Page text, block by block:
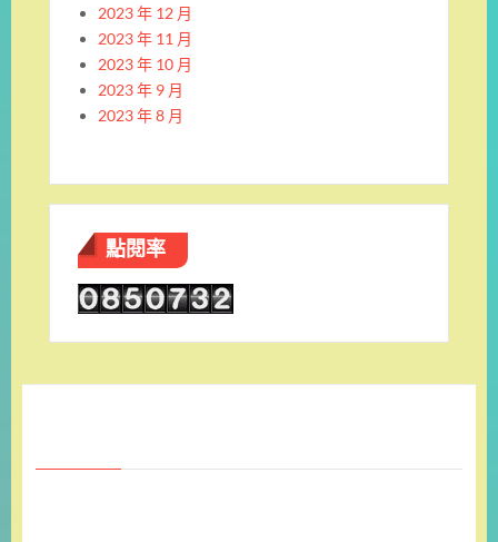
2023 年 12 月
2023 年 11 月
2023 年 10 月
2023 年 9 月
2023 年 8 月
點閱率